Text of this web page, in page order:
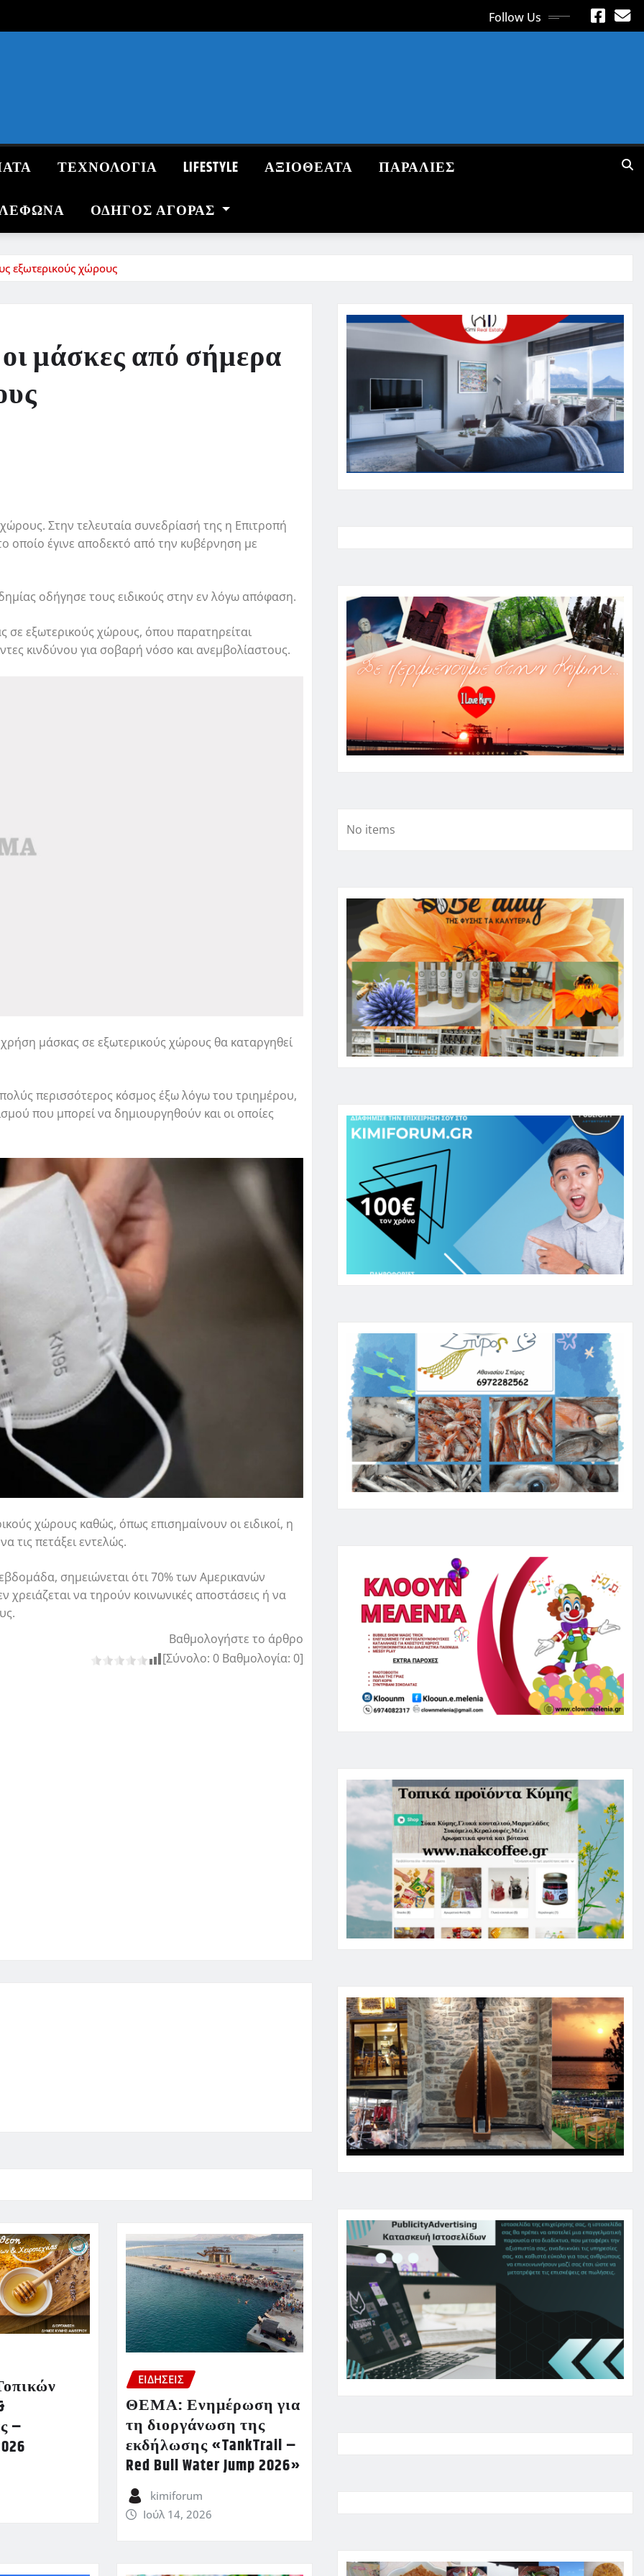
Follow Us
ΤΕΧΝΟΛΟΓΙΑ LIFESTYLE ΑΞΙΟΘΕΑΤΑ ΠΑΡΑΛΙΕΣ
ΟΔΗΓΌΣ ΑΓΟΡΆΣ
εξωτερικούς χώρους
μάσκες από σήμερα
Στην τελευταία συνεδρίασή της η Επιτροπή
οποίο έγινε αποδεκτό από την κυβέρνηση με
οδήγησε τους ειδικούς στην εν λόγω απόφαση.
εξωτερικούς χώρους, όπου παρατηρείται
κινδύνου για σοβαρή νόσο και ανεμβολίαστους.
μάσκας σε εξωτερικούς χώρους θα καταργηθεί
πολύς περισσότερος κόσμος έξω λόγω του τριημέρου,
που μπορεί να δημιουργηθούν και οι οποίες
χώρους καθώς, όπως επισημαίνουν οι ειδικοί, η
τις πετάξει εντελώς.
σημειώνεται ότι 70% των Αμερικανών
να τηρούν κοινωνικές αποστάσεις ή να
Βαθμολογήστε το άρθρο
[Σύνολο: 0 Βαθμολογία: 0]
–
ΕΙΔΗΣΕΙΣ
ΘΕΜΑ: Ενημέρωση για
τη διοργάνωση της
εκδήλωσης «TankTrail –
Red Bull Water Jump 2026»
kimiforum
Ιούλ 14, 2026
No items